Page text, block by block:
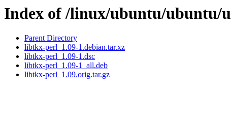
Index of /linux/ubuntu/
Parent Directory
libtkx-perl_1.09-1.debian.tar.xz
libtkx-perl_1.09-1.dsc
libtkx-perl_1.09-1_all.deb
libtkx-perl_1.09.orig.tar.gz